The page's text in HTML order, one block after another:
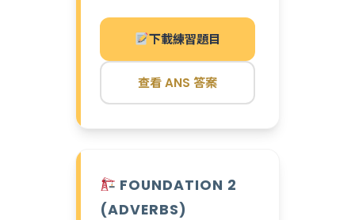
下載練習題目
查看 ANS 答案
FOUNDATION 2
(ADVERBS)